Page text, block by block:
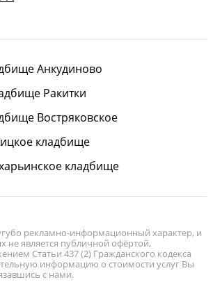
Анкудиново
Ракитки
Востряковское
кладбище
кладбище
рекламно-информационный характер, и
не является публичной офёртой,
Статьи 437 (2) Гражданского кодекса
информацию о стоимости услуг Вы
с нами.